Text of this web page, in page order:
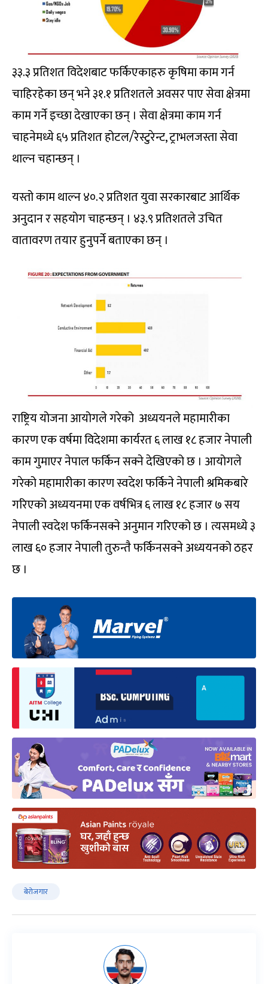
३३.३ प्रतिशत विदेशबाट फर्किएकाहरु कृषिमा काम गर्न
चाहिरहेका छन् भने ३१.१ प्रतिशतले अवसर पाए सेवा क्षेत्रमा
काम गर्ने इच्छा देखाएका छन् । सेवा क्षेत्रमा काम गर्न
चाहनेमध्ये ६५ प्रतिशत होटल/रेस्टुरेन्ट, ट्राभलजस्ता सेवा
थाल्न चहान्छन् ।
यस्तो काम थाल्न ४०.२ प्रतिशत युवा सरकारबाट आर्थिक
अनुदान र सहयोग चाहन्छन् । ४३.९ प्रतिशतले उचित
वातावरण तयार हुनुपर्ने बताएका छन् ।
राष्ट्रिय योजना आयोगले गरेको अध्ययनले महामारीका
कारण एक वर्षमा विदेशमा कार्यरत ६ लाख १८ हजार नेपाली
काम गुमाएर नेपाल फर्किन सक्ने देखिएको छ । आयोगले
गरेको महामारीका कारण स्वदेश फर्किने नेपाली श्रमिकबारे
गरिएको अध्ययनमा एक वर्षभित्र ६ लाख १८ हजार ७ सय
नेपाली स्वदेश फर्किनसक्ने अनुमान गरिएको छ । त्यसमध्ये ३
लाख ६० हजार नेपाली तुरुन्तै फर्किनसक्ने अध्ययनको ठहर
छ ।
बेरोजगार